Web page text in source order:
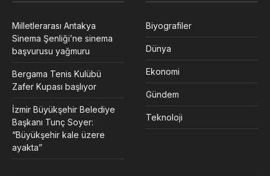
Milletlerarası Antakya
Sinema Şenliği’ne sinema
başvurusu yağmuru
Bergama Tenis Kulübü
Zafer Kupası başlıyor
İzmir Büyükşehir Belediye
Başkanı Tunç Soyer:
“Büyükşehir kale üzere
ayakta”
Biyografiler
Dünya
Ekonomi
Gündem
Teknoloji